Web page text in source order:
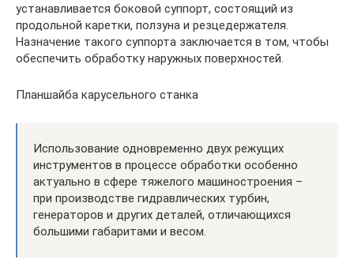
устанавливается боковой суппорт, состоящий из
продольной каретки, ползуна и резцедержателя.
Назначение такого суппорта заключается в том, чтобы
обеспечить обработку наружных поверхностей.
Планшайба карусельного станка
Использование одновременно двух режущих
инструментов в процессе обработки особенно
актуально в сфере тяжелого машиностроения –
при производстве гидравлических турбин,
генераторов и других деталей, отличающихся
большими габаритами и весом.